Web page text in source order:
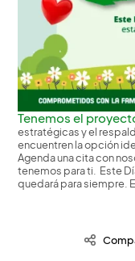
Tenemos el
estratégicas y el
encuentren la opción
Agenda una cita con
tenemos para ti. Este
quedará para siempre.